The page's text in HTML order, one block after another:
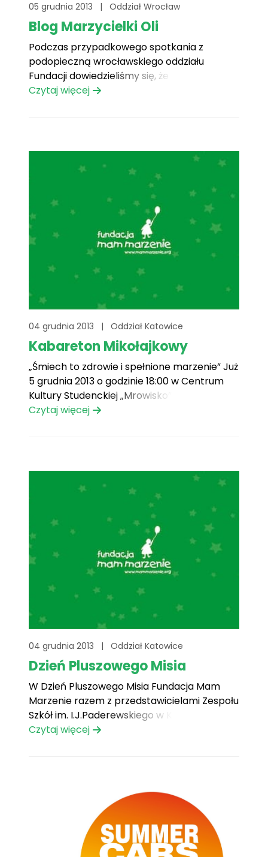
05 grudnia 2013 | Oddział Wrocław
Blog Marzycielki Oli
Podczas przypadkowego spotkania z
podopieczną wrocławskiego oddziału
Fundacji dowiedzieliśmy się, że Ola prowadzi
swojego bloga, którego może czytać każdy.
między innymi o sobie, Fundacji Mam
Marzenie i o marzeniach[...]
Czytaj więcej
04 grudnia 2013 | Oddział Katowice
Kabareton Mikołajkowy
„Śmiech to zdrowie i spełnione marzenie” Już
5 grudnia 2013 o godzinie 18:00 w Centrum
Kultury Studenckiej „Mrowisko” odbędzie się
Charytatywny Kabareton Mikołajkowy
będzie Kabaret 44-200 oraz iluzjonista
Tomasz Kabis – finalista programu „Mam[...]
Czytaj więcej
04 grudnia 2013 | Oddział Katowice
Dzień Pluszowego Misia
W Dzień Pluszowego Misia Fundacja Mam
Marzenie razem z przedstawicielami Zespołu
Szkół im. I.J.Paderewskiego w Knurowie
rozdała pluszowych przyjaciół na oddziałach
nadawanie imion nowym przyjaciołom – tym
zajmowali się[...]
Czytaj więcej